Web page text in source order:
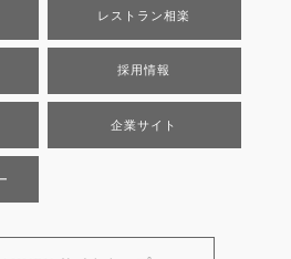
レストラン相楽
採用情報
企業サイト